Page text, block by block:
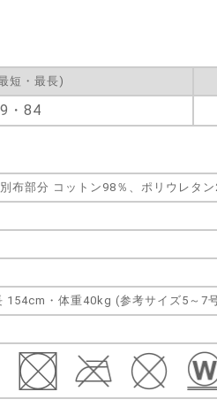
短・最長)
・84
布部分 コットン98％、ポリウレタン
154cm・体重40kg (参考サイズ5～7